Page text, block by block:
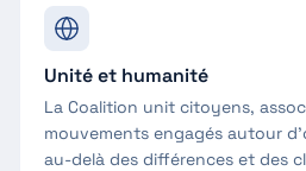
Unité et humanité
La Coalition unit citoyens,
mouvements engagés autour
au-delà des différences et des